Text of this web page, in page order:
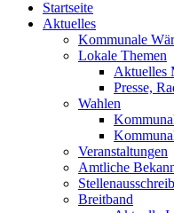
Startseite
Aktuelles
Kommunale
Lokale Themen
Aktuelles
Presse,
Wahlen
Veranstaltungen
Amtliche
Breitband